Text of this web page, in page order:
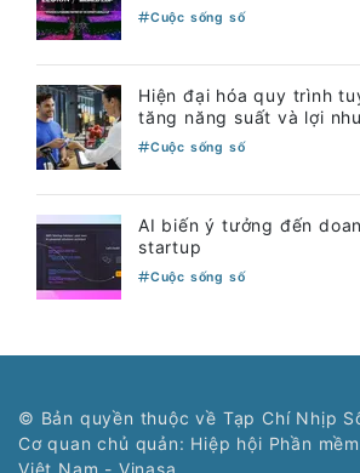
Cuộc sống số
Hiện đại hóa quy trình
tăng năng suất và lợi
Cuộc sống số
AI biến ý tưởng đến
startup
Cuộc sống số
© Bản quyền thuộc về Tạp Chí Nhịp
Cơ quan chủ quản: Hiệp hội Phần